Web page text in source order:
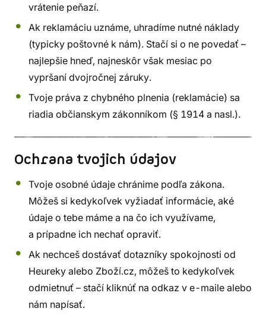
vrátenie peňazí.
Ak reklamáciu uznáme, uhradíme nutné náklady
(typicky poštovné k nám). Stačí si o ne povedať –
najlepšie hneď, najneskôr však mesiac po
vypršaní dvojročnej záruky.
Tvoje práva z chybného plnenia (reklamácie) sa
riadia občianskym zákonníkom (§ 1914 a nasl.).
Ochrana tvojich údajov
Tvoje osobné údaje chránime podľa zákona.
Môžeš si kedykoľvek vyžiadať informácie, aké
údaje o tebe máme a na čo ich využívame,
a prípadne ich nechať opraviť.
Ak nechceš dostávať dotazníky spokojnosti od
Heureky alebo Zboží.cz, môžeš to kedykoľvek
odmietnuť – stačí kliknúť na odkaz v e-maile alebo
nám napísať.